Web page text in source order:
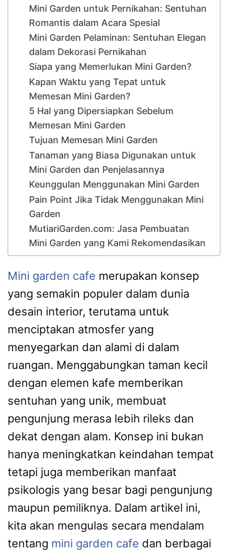
Mini Garden untuk Pernikahan: Sentuhan
Romantis dalam Acara Spesial
Mini Garden Pelaminan: Sentuhan Elegan
dalam Dekorasi Pernikahan
Siapa yang Memerlukan Mini Garden?
Kapan Waktu yang Tepat untuk
Memesan Mini Garden?
5 Hal yang Dipersiapkan Sebelum
Memesan Mini Garden
Tujuan Memesan Mini Garden
Tanaman yang Biasa Digunakan untuk
Mini Garden dan Penjelasannya
Keunggulan Menggunakan Mini Garden
Pain Point Jika Tidak Menggunakan Mini
Garden
MutiariGarden.com: Jasa Pembuatan
Mini Garden yang Kami Rekomendasikan
Mini garden cafe merupakan konsep
yang semakin populer dalam dunia
desain interior, terutama untuk
menciptakan atmosfer yang
menyegarkan dan alami di dalam
ruangan. Menggabungkan taman kecil
dengan elemen kafe memberikan
sentuhan yang unik, membuat
pengunjung merasa lebih rileks dan
dekat dengan alam. Konsep ini bukan
hanya meningkatkan keindahan tempat
tetapi juga memberikan manfaat
psikologis yang besar bagi pengunjung
maupun pemiliknya. Dalam artikel ini,
kita akan mengulas secara mendalam
tentang mini garden cafe dan berbagai